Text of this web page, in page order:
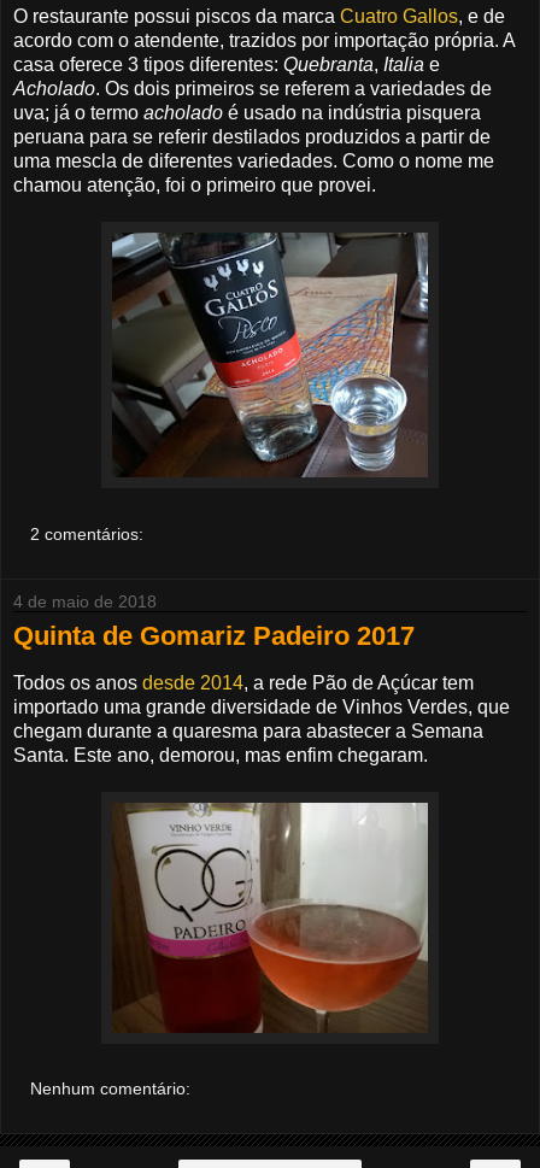
O restaurante possui piscos da marca Cuatro Gallos, e de
acordo com o atendente, trazidos por importação própria. A
casa oferece 3 tipos diferentes: Quebranta, Italia e
Acholado. Os dois primeiros se referem a variedades de
uva; já o termo acholado é usado na indústria pisquera
peruana para se referir destilados produzidos a partir de
uma mescla de diferentes variedades. Como o nome me
chamou atenção, foi o primeiro que provei.
2 comentários:
4 de maio de 2018
Quinta de Gomariz Padeiro 2017
Todos os anos desde 2014, a rede Pão de Açúcar tem
importado uma grande diversidade de Vinhos Verdes, que
chegam durante a quaresma para abastecer a Semana
Santa. Este ano, demorou, mas enfim chegaram.
Nenhum comentário: